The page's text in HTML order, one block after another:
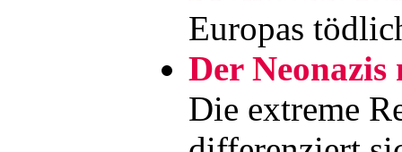
Europas
Der Neonazis
Die extreme